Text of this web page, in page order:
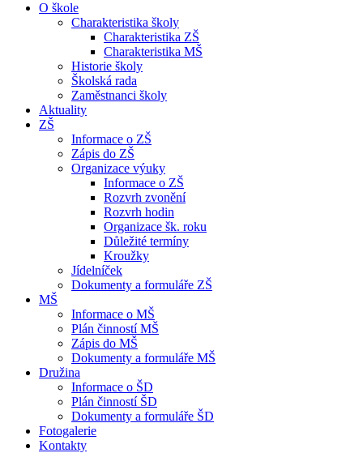
O škole
Charakteristika školy
Charakteristika ZŠ
Charakteristika MŠ
Historie školy
Školská rada
Zaměstnanci školy
Aktuality
ZŠ
Informace o ZŠ
Zápis do ZŠ
Organizace výuky
Informace o ZŠ
Rozvrh zvonění
Rozvrh hodin
Organizace šk. roku
Důležité termíny
Kroužky
Jídelníček
Dokumenty a formuláře ZŠ
MŠ
Informace o MŠ
Plán činností MŠ
Zápis do MŠ
Dokumenty a formuláře MŠ
Družina
Informace o ŠD
Plán činností ŠD
Dokumenty a formuláře ŠD
Fotogalerie
Kontakty